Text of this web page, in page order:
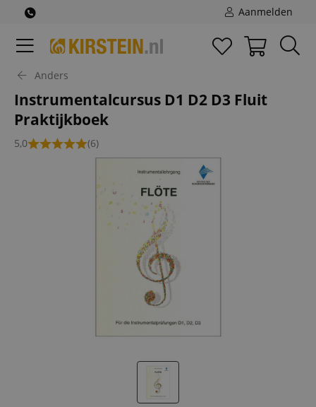
Aanmelden
Anders
Instrumentalcursus D1 D2 D3 Fluit
Praktijkboek
5,0 (6)